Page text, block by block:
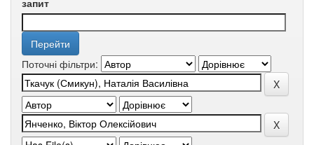
запит
Поточні фільтри: